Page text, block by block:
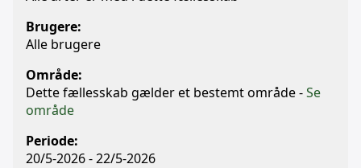
Brugere:
Alle brugere
Område:
Dette fællesskab gælder et bestemt område -Se
område
Periode:
20/5-2026 - 22/5-2026